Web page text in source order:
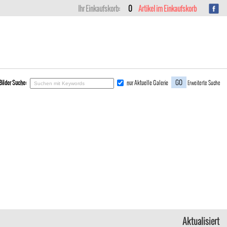
Ihr Einkaufskorb: 0 Artikel im Einkaufskorb
Kundenlogin Kundenkonto erstellen
Bilder Suche: nur Aktuelle Galerie Erweiterte Suche
Aktualisiert